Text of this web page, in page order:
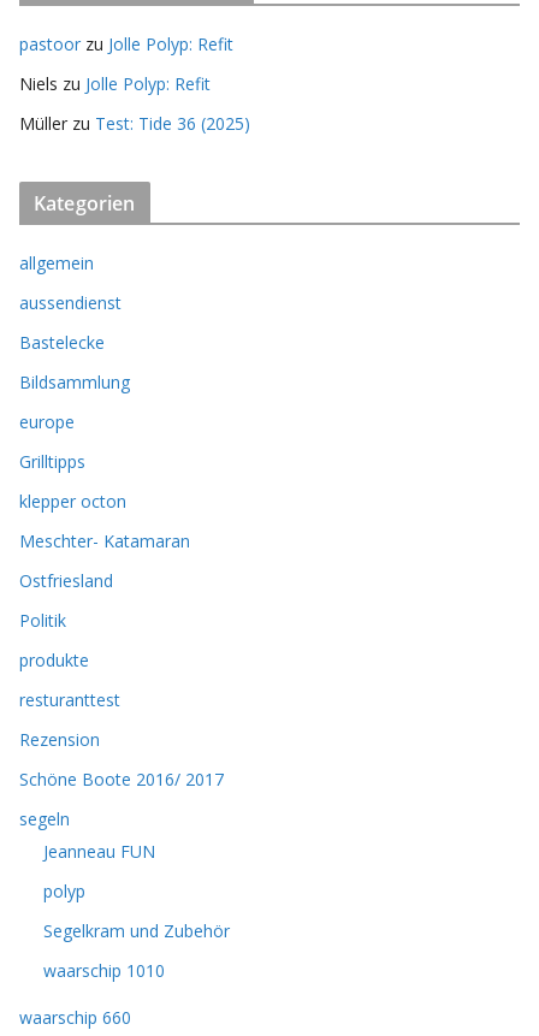
pastoor zu Jolle Polyp: Refit
Niels zu Jolle Polyp: Refit
Müller zu Test: Tide 36 (2025)
Kategorien
allgemein
aussendienst
Bastelecke
Bildsammlung
europe
Grilltipps
klepper octon
Meschter- Katamaran
Ostfriesland
Politik
produkte
resturanttest
Rezension
Schöne Boote 2016/ 2017
segeln
Jeanneau FUN
polyp
Segelkram und Zubehör
waarschip 1010
waarschip 660